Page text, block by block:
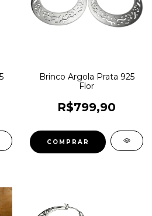
Brinco Argola Prata 925
Flor
R$799,90